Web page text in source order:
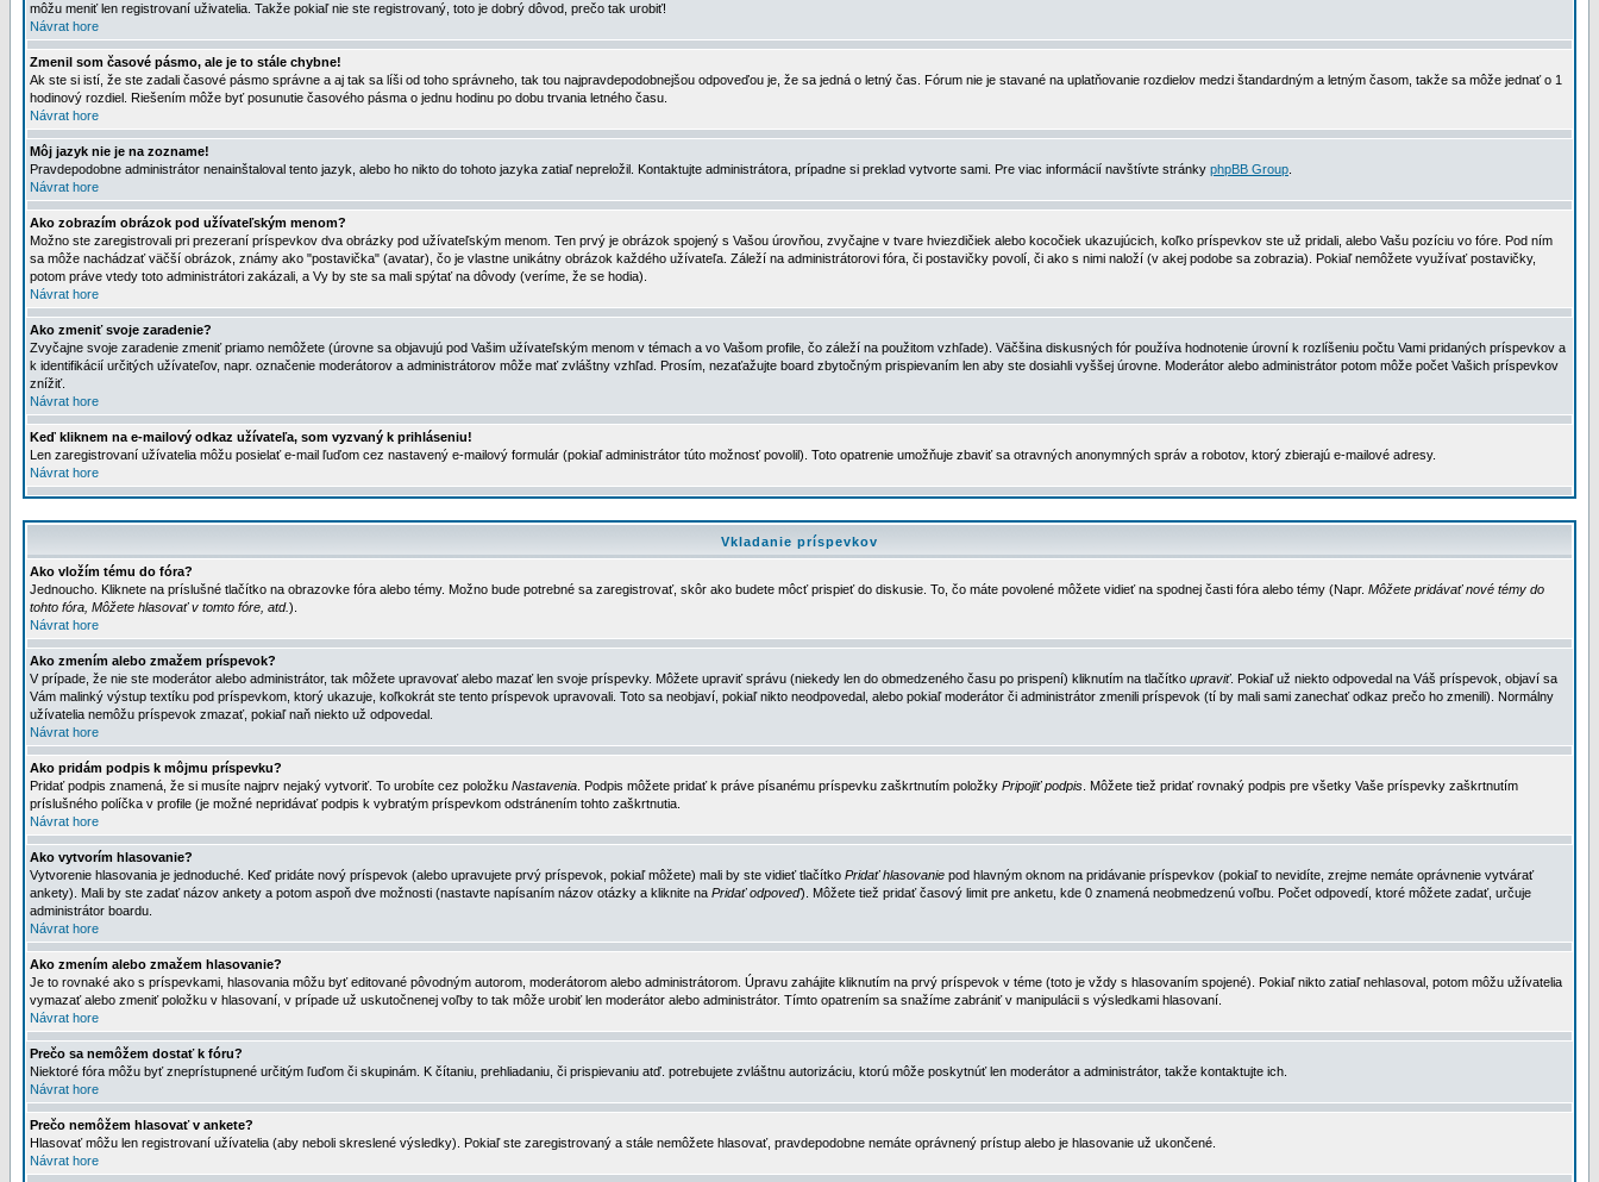
môžu meniť len registrovaní uživatelia. Takže pokiaľ nie ste registrovaný, toto je dobrý dôvod, prečo tak urobiť!
Návrat hore
Zmenil som časové pásmo, ale je to stále chybne!
Ak ste si istí, že ste zadali časové pásmo správne a aj tak sa líši od toho správneho, tak tou najpravdepodobnejšou odpoveďou je, že sa jedná o letný čas. Fórum nie je stavané na uplatňovanie rozdielov medzi štandardným a letným časom, takže sa môže jednať o 1
hodinový rozdiel. Riešením môže byť posunutie časového pásma o jednu hodinu po dobu trvania letného času.
Návrat hore
Môj jazyk nie je na zozname!
Pravdepodobne administrátor nenainštaloval tento jazyk, alebo ho nikto do tohoto jazyka zatiaľ nepreložil. Kontaktujte administrátora, prípadne si preklad vytvorte sami. Pre viac informácií navštívte stránky phpBB Group
Návrat hore
Ako zobrazím obrázok pod užívateľským menom?
Možno ste zaregistrovali pri prezeraní príspevkov dva obrázky pod užívateľským menom. Ten prvý je obrázok spojený s Vašou úrovňou, zvyčajne v tvare hviezdičiek alebo kocočiek ukazujúcich, koľko príspevkov ste už pridali, alebo Vašu pozíciu vo fóre. Pod ním
sa môže nachádzať väčší obrázok, známy ako "postavička" (avatar), čo je vlastne unikátny obrázok každého užívateľa. Záleží na administrátorovi fóra, či postavičky povolí, či ako s nimi naloží (v akej podobe sa zobrazia). Pokiaľ nemôžete využívať postavičky,
potom práve vtedy toto administrátori zakázali, a Vy by ste sa mali spýtať na dôvody (veríme, že se hodia).
Návrat hore
Ako zmeniť svoje zaradenie?
Zvyčajne svoje zaradenie zmeniť priamo nemôžete (úrovne sa objavujú pod Vašim užívateľským menom v témach a vo Vašom profile, čo záleží na použitom vzhľade). Väčšina diskusných fór používa hodnotenie úrovní k rozlíšeniu počtu Vami pridaných príspevkov a
k identifikácií určitých užívateľov, napr. označenie moderátorov a administrátorov môže mať zvláštny vzhľad. Prosím, nezaťažujte board zbytočným prispievaním len aby ste dosiahli vyššej úrovne. Moderátor alebo administrátor potom môže počet Vašich príspevkov
znížiť.
Návrat hore
Keď kliknem na e-mailový odkaz užívateľa, som vyzvaný k prihláseniu!
Len zaregistrovaní užívatelia môžu posielať e-mail ľuďom cez nastavený e-mailový formulár (pokiaľ administrátor túto možnosť povolil). Toto opatrenie umožňuje zbaviť sa otravných anonymných správ a robotov, ktorý zbierajú e-mailové adresy.
Návrat hore
Vkladanie príspevkov
Ako vložím tému do fóra?
Jednoucho. Kliknete na príslušné tlačítko na obrazovke fóra alebo témy. Možno bude potrebné sa zaregistrovať, skôr ako budete môcť prispieť do diskusie. To, čo máte povolené môžete vidieť na spodnej časti fóra alebo témy (Napr. Môžete pridávať nové témy do
tohto fóra, Môžete hlasovať v tomto fóre, atd.).
Návrat hore
Ako zmením alebo zmažem príspevok?
V prípade, že nie ste moderátor alebo administrátor, tak môžete upravovať alebo mazať len svoje príspevky. Môžete upraviť správu (niekedy len do obmedzeného času po prispení) kliknutím na tlačítko upraviť. Pokiaľ už niekto odpovedal na Váš príspevok, objaví sa
Vám malinký výstup textíku pod príspevkom, ktorý ukazuje, koľkokrát ste tento príspevok upravovali. Toto sa neobjaví, pokiaľ nikto neodpovedal, alebo pokiaľ moderátor či administrátor zmenili príspevok (tí by mali sami zanechať odkaz prečo ho zmenili). Normálny
užívatelia nemôžu príspevok zmazať, pokiaľ naň niekto už odpovedal.
Návrat hore
Ako pridám podpis k môjmu príspevku?
Pridať podpis znamená, že si musíte najprv nejaký vytvoriť. To urobíte cez položku Nastavenia . Podpis môžete pridať k práve písanému príspevku zaškrtnutím položky Pripojiť podpis . Môžete tiež pridať rovnaký podpis pre všetky Vaše príspevky zaškrtnutím
príslušného políčka v profile (je možné nepridávať podpis k vybratým príspevkom odstránením tohto zaškrtnutia.
Návrat hore
Ako vytvorím hlasovanie?
Vytvorenie hlasovania je jednoduché. Keď pridáte nový príspevok (alebo upravujete prvý príspevok, pokiaľ môžete) mali by ste vidieť tlačítko Pridať hlasovanie pod hlavným oknom na pridávanie príspevkov (pokiaľ to nevidíte, zrejme nemáte oprávnenie vytvárať
ankety). Mali by ste zadať názov ankety a potom aspoň dve možnosti (nastavte napísaním názov otázky a kliknite na Pridať odpoveď). Môžete tiež pridať časový limit pre anketu, kde 0 znamená neobmedzenú voľbu. Počet odpovedí, ktoré môžete zadať, určuje
administrátor boardu.
Návrat hore
Ako zmením alebo zmažem hlasovanie?
Je to rovnaké ako s príspevkami, hlasovania môžu byť editované pôvodným autorom, moderátorom alebo administrátorom. Úpravu zahájite kliknutím na prvý príspevok v téme (toto je vždy s hlasovaním spojené). Pokiaľ nikto zatiaľ nehlasoval, potom môžu užívatelia
vymazať alebo zmeniť položku v hlasovaní, v prípade už uskutočnenej voľby to tak môže urobiť len moderátor alebo administrátor. Tímto opatrením sa snažíme zabrániť v manipulácii s výsledkami hlasovaní.
Návrat hore
Prečo sa nemôžem dostať k fóru?
Niektoré fóra môžu byť zneprístupnené určitým ľuďom či skupinám. K čítaniu, prehliadaniu, či prispievaniu atď. potrebujete zvláštnu autorizáciu, ktorú môže poskytnúť len moderátor a administrátor, takže kontaktujte ich.
Návrat hore
Prečo nemôžem hlasovať v ankete?
Hlasovať môžu len registrovaní užívatelia (aby neboli skreslené výsledky). Pokiaľ ste zaregistrovaný a stále nemôžete hlasovať, pravdepodobne nemáte oprávnený prístup alebo je hlasovanie už ukončené.
Návrat hore